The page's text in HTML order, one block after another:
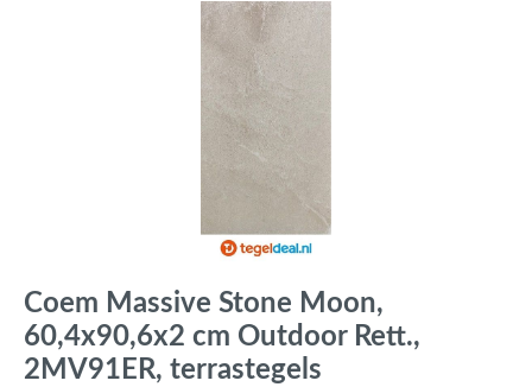
Coem Massive Stone Moon,
60,4x90,6x2 cm Outdoor Rett.,
2MV91ER, terrastegels